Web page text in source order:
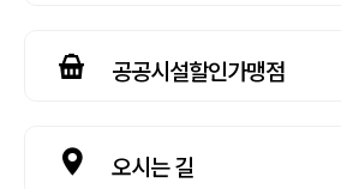
공공시설할인가맹점
오시는 길